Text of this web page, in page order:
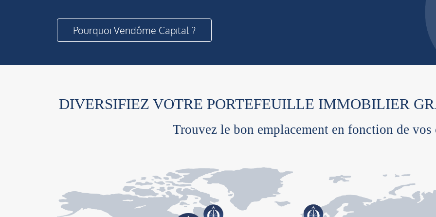
Pourquoi Vendôme Capital ?
DIVERSIFIEZ VOTRE PORTEFEUILLE IMMOBILIER
Trouvez le bon emplacement en fonction de